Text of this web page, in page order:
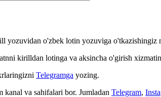
yozuvidan o'zbek lotin yozuviga o'tkazishingiz
kirilldan lotinga va aksincha o'girish
Telegramga yozing.
va sahifalari bor. Jumladan Telegram,